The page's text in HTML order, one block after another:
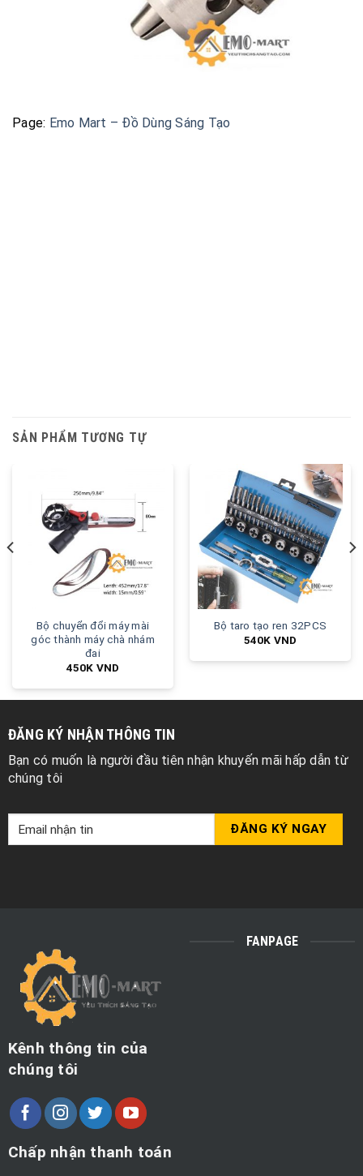
Page: Emo Mart – Đồ Dùng Sáng Tạo
SẢN PHẨM TƯƠNG TỰ
Bộ chuyển đổi máy mài
góc thành máy chà nhám
đai
450K VND
Bộ taro tạo ren 32PCS
540K VND
ĐĂNG KÝ NHẬN THÔNG TIN
Bạn có muốn là người đầu tiên nhận khuyến mãi hấp dẫn từ
chúng tôi
Kênh thông tin của
chúng tôi
Chấp nhận thanh toán
FANPAGE